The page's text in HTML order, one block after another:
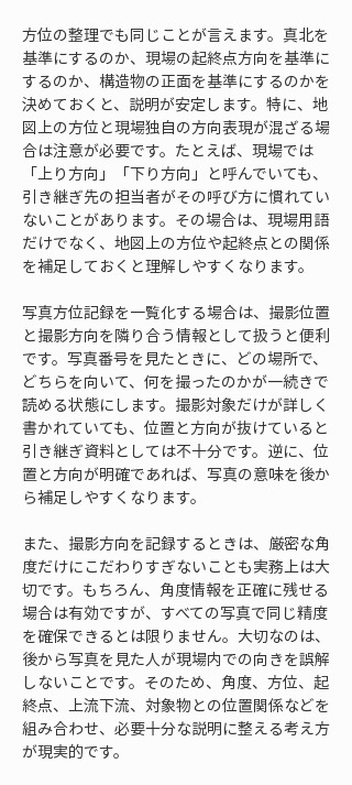
方位の整理でも同じことが言えます。真北を
基準にするのか、現場の起終点方向を基準に
するのか、構造物の正面を基準にするのかを
決めておくと、説明が安定します。特に、地
図上の方位と現場独自の方向表現が混ざる場
合は注意が必要です。たとえば、現場では
「上り方向」「下り方向」と呼んでいても、
引き継ぎ先の担当者がその呼び方に慣れてい
ないことがあります。その場合は、現場用語
だけでなく、地図上の方位や起終点との関係
を補足しておくと理解しやすくなります。
写真方位記録を一覧化する場合は、撮影位置
と撮影方向を隣り合う情報として扱うと便利
です。写真番号を見たときに、どの場所で、
どちらを向いて、何を撮ったのかが一続きで
読める状態にします。撮影対象だけが詳しく
書かれていても、位置と方向が抜けていると
引き継ぎ資料としては不十分です。逆に、位
置と方向が明確であれば、写真の意味を後か
ら補足しやすくなります。
また、撮影方向を記録するときは、厳密な角
度だけにこだわりすぎないことも実務上は大
切です。もちろん、角度情報を正確に残せる
場合は有効ですが、すべての写真で同じ精度
を確保できるとは限りません。大切なのは、
後から写真を見た人が現場内での向きを誤解
しないことです。そのため、角度、方位、起
終点、上流下流、対象物との位置関係などを
組み合わせ、必要十分な説明に整える考え方
が現実的です。